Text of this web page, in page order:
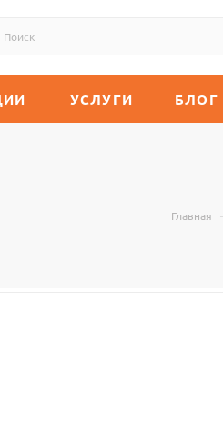
УСЛУГИ БЛОГ
Главная